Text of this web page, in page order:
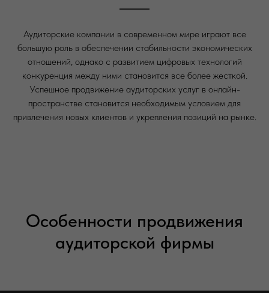
Аудиторские компании в современном мире играют все
большую роль в обеспечении стабильности экономических
отношений, однако с развитием цифровых технологий
конкуренция между ними становится все более жесткой.
Успешное продвижение аудиторских услуг в онлайн-
пространстве становится необходимым условием для
привлечения новых клиентов и укрепления позиций на рынке.
Особенности продвижения
аудиторской фирмы